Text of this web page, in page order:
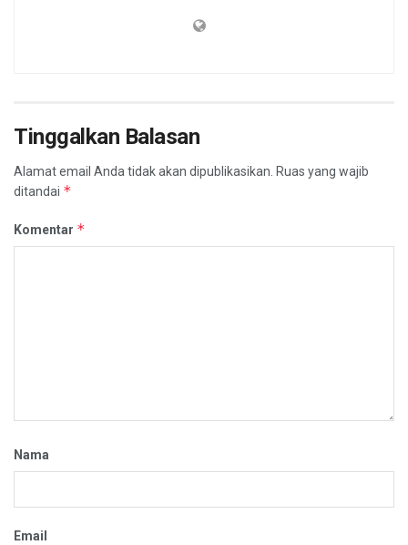
Tinggalkan Balasan
Alamat email Anda tidak akan dipublikasikan. Ruas yang wajib
ditandai *
Komentar *
Nama
Email